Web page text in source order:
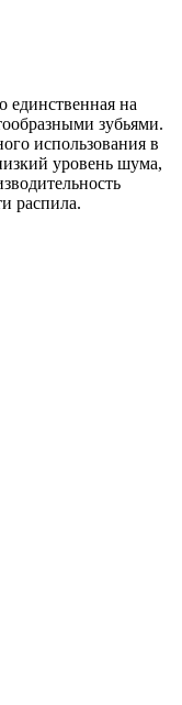
единственная на
зубьями.
использования в
уровень шума,
распила.